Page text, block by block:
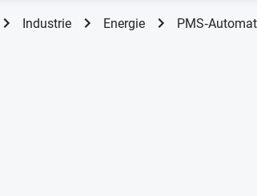
Industrie Energie